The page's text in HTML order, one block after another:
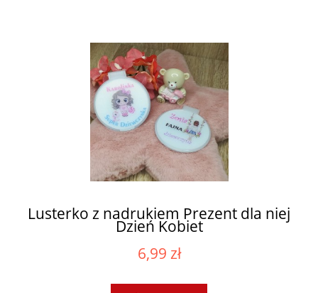
Lusterko z nadrukiem Prezent dla niej
Dzień Kobiet
6,99 zł